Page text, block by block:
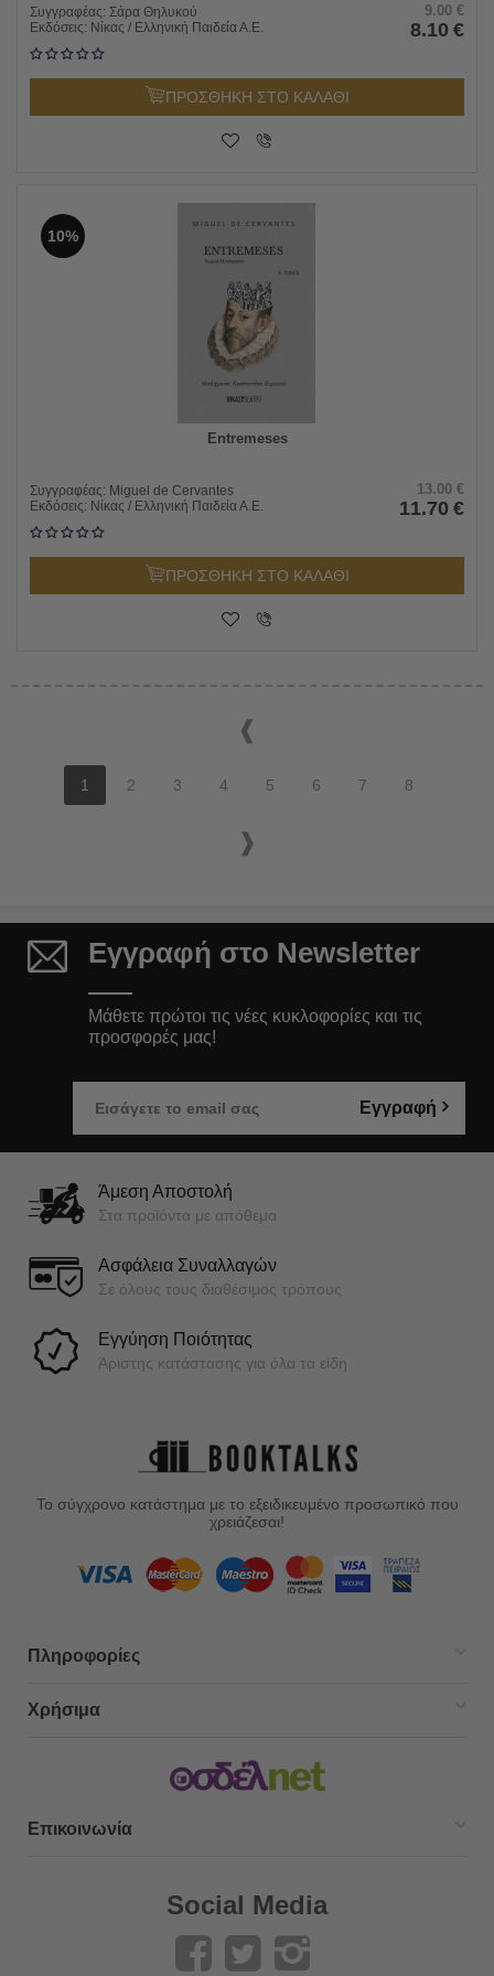
Συγγραφέας: Σάρα Θηλυκού
Εκδόσεις: Νίκας / Ελληνική Παιδεία Α.Ε.
9.00 €
8.10 €
ΠΡΟΣΘΗΚΗ ΣΤΟ ΚΑΛΑΘΙ
10%
Entremeses
Συγγραφέας: Miguel de Cervantes
Εκδόσεις: Νίκας / Ελληνική Παιδεία Α.Ε.
13.00 €
11.70 €
ΠΡΟΣΘΗΚΗ ΣΤΟ ΚΑΛΑΘΙ
1 2 3 4 5 6 7 8
Εγγραφή στο Newsletter
Μάθετε πρώτοι τις νέες κυκλοφορίες και τις
προσφορές μας!
Εγγραφή
Άμεση Αποστολή
Στα προϊόντα με απόθεμα
Ασφάλεια Συναλλαγών
Σε όλους τους διαθέσιμος τρόπους
Εγγύηση Ποιότητας
Άριστης κατάστασης για όλα τα είδη
Το σύγχρονο κατάστημα με το εξειδικευμένο προσωπικό που
χρειάζεσαι!
Πληροφορίες
Χρήσιμα
Επικοινωνία
Social Media